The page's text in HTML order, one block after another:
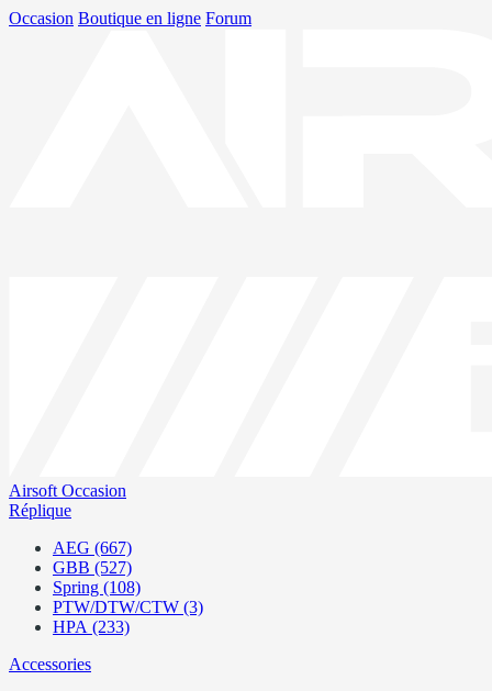
Occasion Boutique en ligne Forum
Airsoft Occasion
Réplique
AEG (667)
GBB (527)
Spring (108)
PTW/DTW/CTW (3)
HPA (233)
Accessories